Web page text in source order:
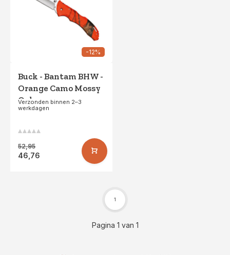
-12%
Buck - Bantam BHW -
Orange Camo Mossy
Oak
Verzonden binnen 2–3
werkdagen
52,95
46,76
Pagina 1 van 1
1